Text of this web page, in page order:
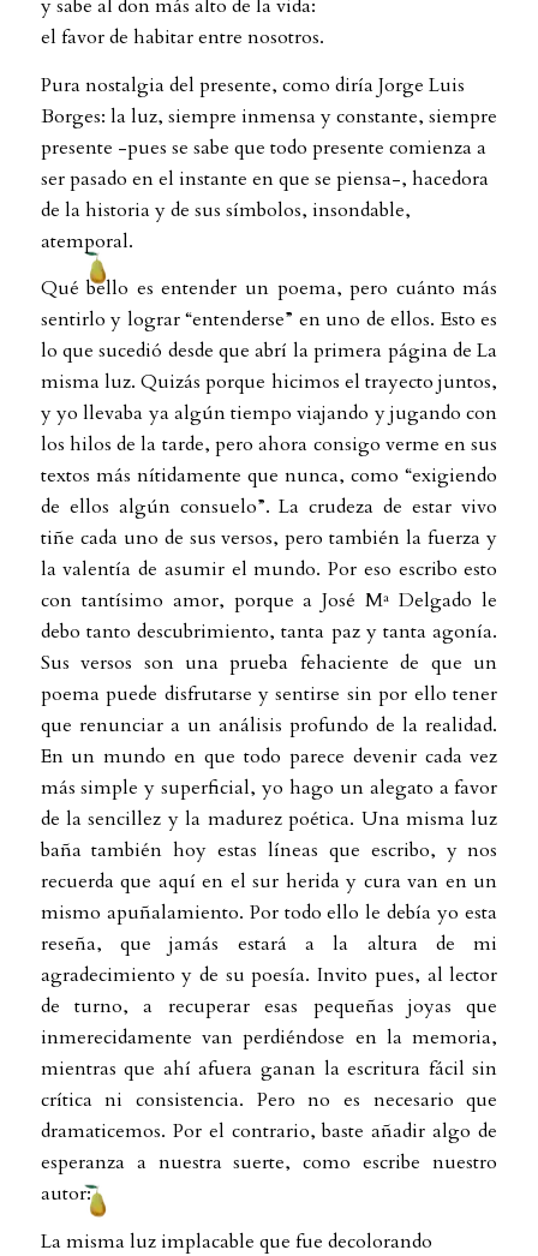
y sabe al don más alto de la vida:
el favor de habitar entre nosotros.
Pura nostalgia del presente, como diría Jorge Luis
Borges: la luz, siempre inmensa y constante, siempre
presente -pues se sabe que todo presente comienza a
ser pasado en el instante en que se piensa-, hacedora
de la historia y de sus símbolos, insondable,
atemporal.
Qué bello es entender un poema, pero cuánto más
sentirlo y lograr “entenderse” en uno de ellos. Esto es
lo que sucedió desde que abrí la primera página de La
misma luz. Quizás porque hicimos el trayecto juntos,
y yo llevaba ya algún tiempo viajando y jugando con
los hilos de la tarde, pero ahora consigo verme en sus
textos más nítidamente que nunca, como “exigiendo
de ellos algún consuelo”. La crudeza de estar vivo
tiñe cada uno de sus versos, pero también la fuerza y
la valentía de asumir el mundo. Por eso escribo esto
con tantísimo amor, porque a José Mª Delgado le
debo tanto descubrimiento, tanta paz y tanta agonía.
Sus versos son una prueba fehaciente de que un
poema puede disfrutarse y sentirse sin por ello tener
que renunciar a un análisis profundo de la realidad.
En un mundo en que todo parece devenir cada vez
más simple y superficial, yo hago un alegato a favor
de la sencillez y la madurez poética. Una misma luz
baña también hoy estas líneas que escribo, y nos
recuerda que aquí en el sur herida y cura van en un
mismo apuñalamiento. Por todo ello le debía yo esta
reseña, que jamás estará a la altura de mi
agradecimiento y de su poesía. Invito pues, al lector
de turno, a recuperar esas pequeñas joyas que
inmerecidamente van perdiéndose en la memoria,
mientras que ahí afuera ganan la escritura fácil sin
crítica ni consistencia. Pero no es necesario que
dramaticemos. Por el contrario, baste añadir algo de
esperanza a nuestra suerte, como escribe nuestro
autor:
La misma luz implacable que fue decolorando